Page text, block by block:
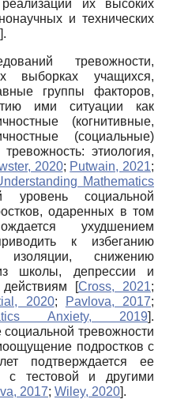
их высоких
и технических
].
тревожности,
выборках учащихся,
группы факторов,
ими ситуации как
(когнитивные,
(социальные)
этиология,
2020; Putwain, 2021;
Mathematics
уровень социальной
одаренных в том
ухудшением
к избеганию
изоляции, снижению
школы, депрессии и
[Cross, 2021;
2020; Pavlova, 2017;
Anxiety, 2019].
тревожности
подростков с
подтверждается ее
с тестовой и другими
2017; Wiley, 2020].